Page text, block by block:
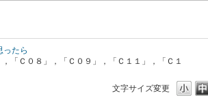
ったら
「Ｃ０８」，「Ｃ０９」，「Ｃ１１」，「Ｃ１
文字サイズ変更